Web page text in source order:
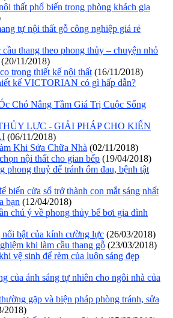
thất phổ biến trong phòng khách gia
tự nội thất gỗ công nghiệp giá rẻ
cầu thang theo phong thủy – chuyện nhỏ
(20/11/2018)
trong thiết kế nội thất (16/11/2018)
kế VICTORIAN có gì hấp dẫn?
Chó Nâng Tầm Giá Trị Cuộc Sống
LỰC - GIẢI PHÁP CHO KIẾN
(06/11/2018)
Khi Sửa Chữa Nhà (02/11/2018)
nội thất cho gian bếp (19/04/2018)
phong thuỷ để tránh ốm đau, bệnh tật
biến cửa sổ trở thành con mắt sáng nhất
bạn (12/04/2018)
chú ý về phong thủy bể bơi gia đình
nổi bật của kính cường lực (26/03/2018)
khi làm cầu thang gỗ (23/03/2018)
vệ sinh để rèm của luôn sáng đẹp
của ánh sáng tự nhiên cho ngôi nhà của
gặp và biện pháp phòng tránh, sửa
2018)